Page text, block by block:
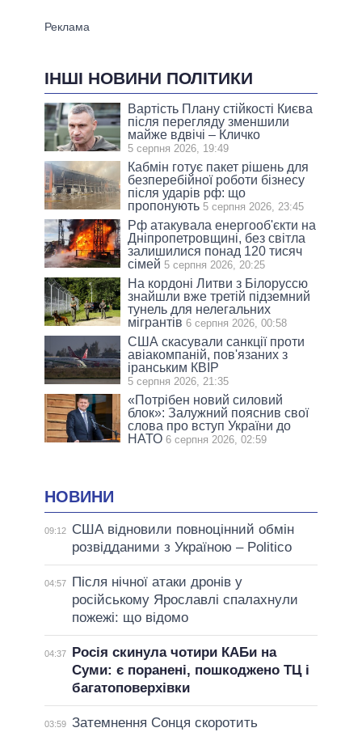
ІНШІ НОВИНИ ПОЛІТИКИ
Вартість Плану стійкості Києва
після перегляду зменшили
майже вдвічі – Кличко
5 серпня 2026, 19:49
Кабмін готує пакет рішень для
безперебійної роботи бізнесу
після ударів рф: що
пропонують 5 серпня 2026, 23:45
Рф атакувала енергооб'єкти на
Дніпропетровщині, без світла
залишилися понад 120 тисяч
сімей 5 серпня 2026, 20:25
На кордоні Литви з Білоруссю
знайшли вже третій підземний
тунель для нелегальних
мігрантів 6 серпня 2026, 00:58
США скасували санкції проти
авіакомпаній, пов'язаних з
іранським КВІР
5 серпня 2026, 21:35
«Потрібен новий силовий
блок»: Залужний пояснив свої
слова про вступ України до
НАТО 6 серпня 2026, 02:59
НОВИНИ
09:12
США відновили повноцінний обмін
розвідданими з Україною – Politico
04:57
Після нічної атаки дронів у
російському Ярославлі спалахнули
пожежі: що відомо
04:37
Росія скинула чотири КАБи на
Суми: є поранені, пошкоджено ТЦ і
багатоповерхівки
03:59 Затемнення Сонця скоротить